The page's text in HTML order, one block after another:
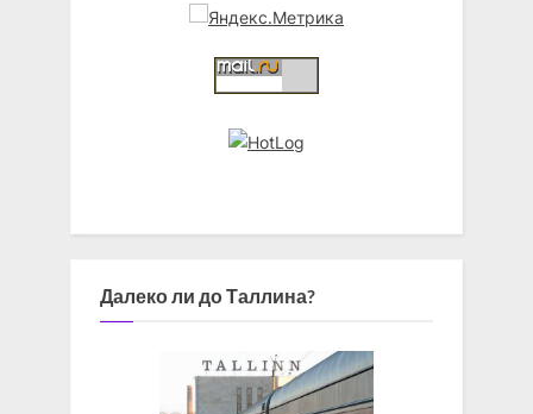
Далеко ли до Таллина?